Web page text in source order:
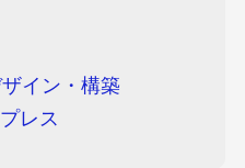
イン・構築
レス